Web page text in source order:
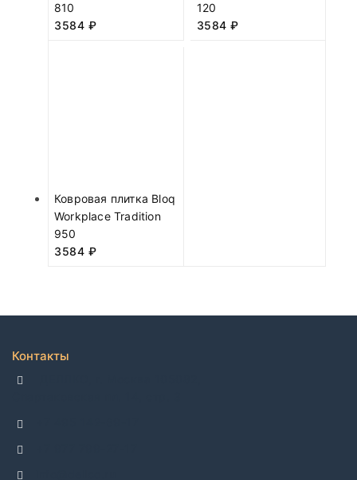
810
3584 ₽
120
3584 ₽
Ковровая плитка Bloq
Workplace Tradition
950
3584 ₽
Контакты